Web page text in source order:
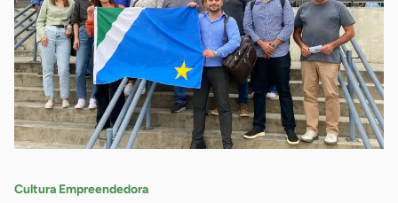
Cultura Empreendedora